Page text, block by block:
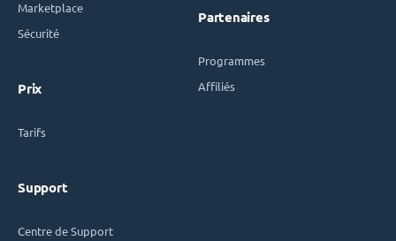
Marketplace
Sécurité
Prix
Tarifs
Support
Centre de Support
Partenaires
Programmes
Affiliés